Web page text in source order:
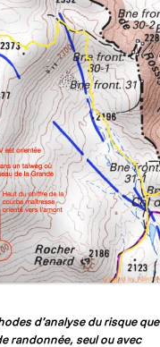
d’analyse du risque que
randonnée, seul ou avec